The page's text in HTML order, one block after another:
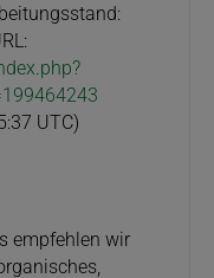
UTC)
empfehlen wir